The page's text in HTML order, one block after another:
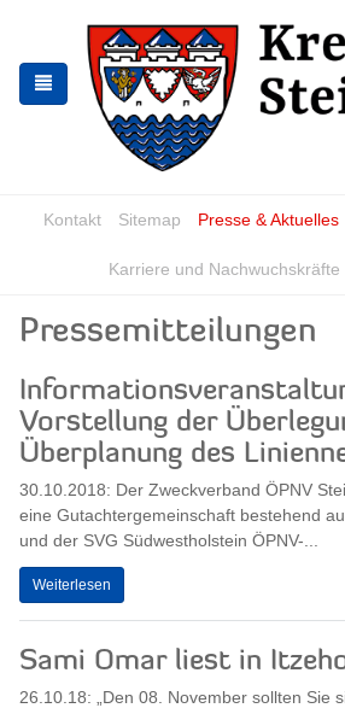
springen
springen
Kontakt Sitemap Presse & Aktuelles
Karriere und Nachwuchskräfte
Pressemitteilungen
Vorstellung der
Überplanung des
30.10.2018: Der Zweckverband ÖPNV
eine Gutachtergemeinschaft bestehend
und der SVG Südwestholstein ÖPNV-...
Weiterlesen
Sami Omar liest in
26.10.18: „Den 08. November sollten Sie